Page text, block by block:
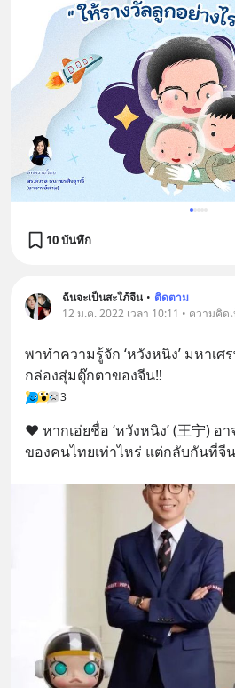
10 บันทึก
ฉันจะเป็นสะใภ้จีน • ติดตาม
12 ม.ค. 2022 เวลา 10:11 • ความคิด
พาทำความรู้จัก ‘หวังหนิง’ มหาเ
กล่องสุ่มตุ๊กตาของจีน‼️
3
❤️ หากเอ่ยชื่อ ‘หวังหนิง’ (王宁) อ
ของคนไทยเท่าไหร่ แต่กลับกันที่